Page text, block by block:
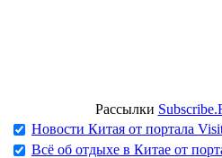
Рассылки
Новости Китая от портала
Всё об отдыхе в Китае от